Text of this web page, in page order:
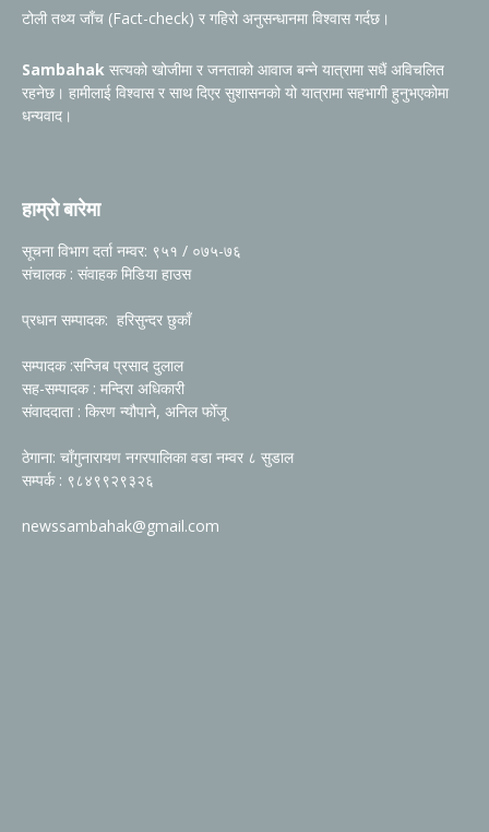
टोली तथ्य जाँच (Fact-check) र गहिरो अनुसन्धानमा विश्वास गर्दछ।
Sambahak सत्यको खोजीमा र जनताको आवाज बन्ने यात्रामा सधैं अविचलित
रहनेछ। हामीलाई विश्वास र साथ दिएर सुशासनको यो यात्रामा सहभागी हुनुभएकोमा
धन्यवाद।
हाम्रो बारेमा
सूचना विभाग दर्ता नम्वर: ९५१ / ०७५-७६
संचालक : संवाहक मिडिया हाउस
प्रधान सम्पादक: हरिसुन्दर छुकाँ
सम्पादक :सन्जिब प्रसाद दुलाल
सह-सम्पादक : मन्दिरा अधिकारी
संवाददाता : किरण न्यौपाने, अनिल फोँजू
ठेगाना: चाँगुनारायण नगरपालिका वडा नम्वर ८ सुडाल
सम्पर्क : ९८४९९२९३२६
newssambahak@gmail.com